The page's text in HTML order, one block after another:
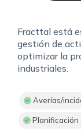
Fracttal está
gestión de
optimizar la
industriales.
Averías/
Planificación